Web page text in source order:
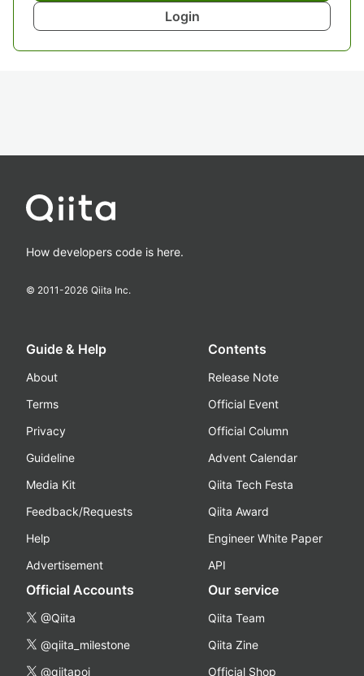
Login
How developers code is here.
© 2011-2026 Qiita Inc.
Guide & Help
About
Terms
Privacy
Guideline
Media Kit
Feedback/Requests
Help
Advertisement
Contents
Release Note
Official Event
Official Column
Advent Calendar
Qiita Tech Festa
Qiita Award
Engineer White Paper
API
Official Accounts
@Qiita
@qiita_milestone
@qiitapoi
Our service
Qiita Team
Qiita Zine
Official Shop